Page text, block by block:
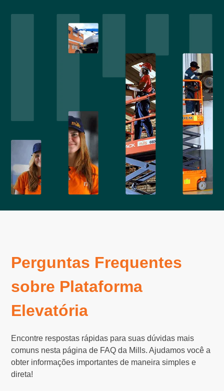
Perguntas Frequentes
sobre Plataforma
Elevatória
Encontre respostas rápidas para suas dúvidas mais
comuns nesta página de FAQ da Mills. Ajudamos você a
obter informações importantes de maneira simples e
direta!